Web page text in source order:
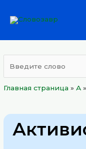
Главная страница »А